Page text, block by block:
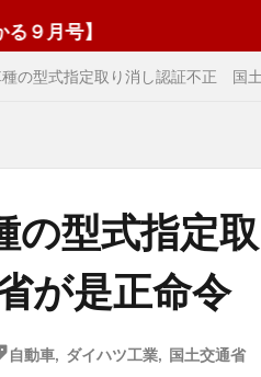
種の型式指定取り消し認証不正 国
の型式指定
が是正命令
自動車, ダイハツ工業, 国土交通省